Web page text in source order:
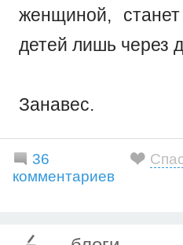
женщиной,
детей лишь через
Занавес.
36
комментариев